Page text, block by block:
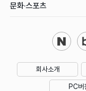
문화·스포츠
회사소개
PC버